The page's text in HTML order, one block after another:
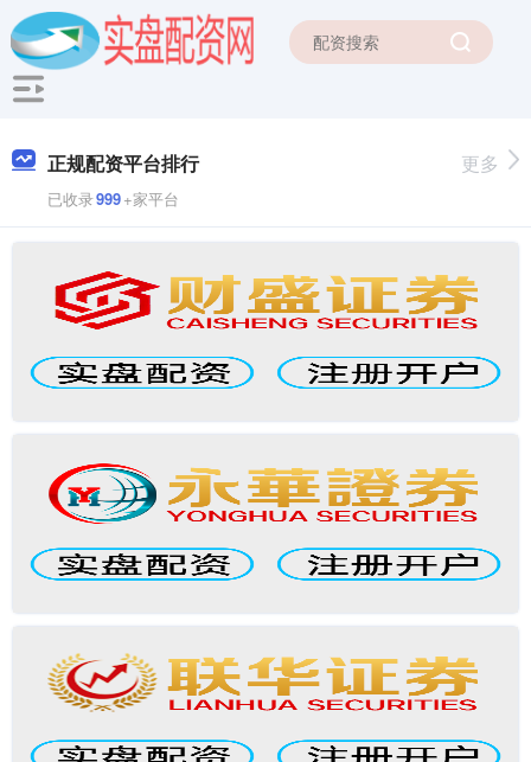
正规配资平台排行
已收录999+家平台
更多